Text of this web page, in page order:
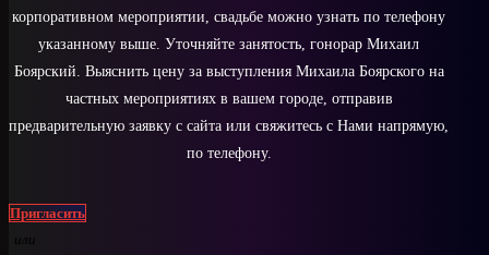
корпоративном мероприятии, свадьбе можно узнать по телефону
указанному выше. Уточняйте занятость, гонорар Михаил
Боярский. Выяснить цену за выступления Михаила Боярского на
частных мероприятиях в вашем городе, отправив
предварительную заявку с сайта или свяжитесь с Нами напрямую,
по телефону.
Пригласить
или